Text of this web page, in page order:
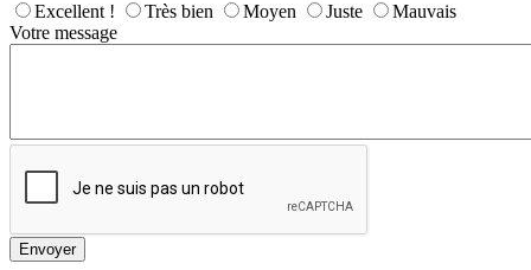
Excellent !
Très bien Moyen Juste
Mauvais
Votre message
Envoyer